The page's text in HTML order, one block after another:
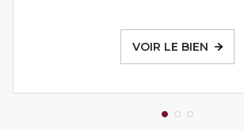
VOIR LE BIEN